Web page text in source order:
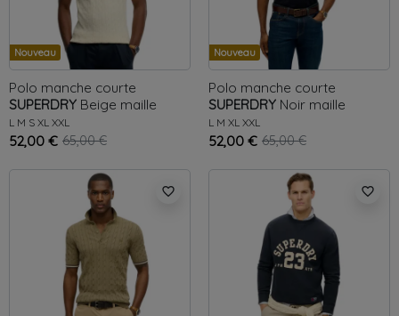
Nouveau
Polo manche courte
SUPERDRY Beige maille
L M S XL XXL
52,00 € 65,00 €
Nouveau
Polo manche courte
SUPERDRY Noir maille
L M XL XXL
52,00 € 65,00 €
favorite_border favorite_border